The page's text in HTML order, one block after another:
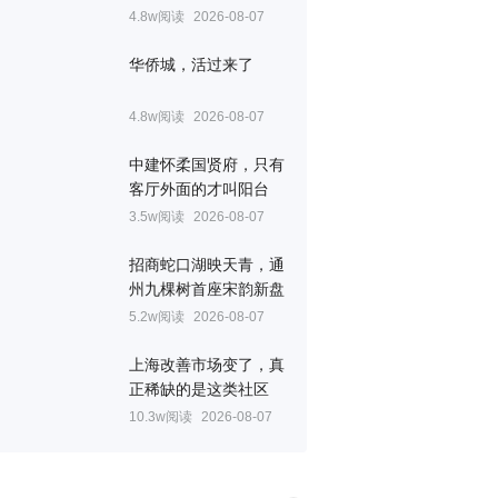
4.8w阅读 2026-08-07
华侨城，活过来了
4.8w阅读 2026-08-07
中建怀柔国贤府，只有
客厅外面的才叫阳台
3.5w阅读 2026-08-07
招商蛇口湖映天青，通
州九棵树首座宋韵新盘
5.2w阅读 2026-08-07
上海改善市场变了，真
正稀缺的是这类社区
10.3w阅读 2026-08-07